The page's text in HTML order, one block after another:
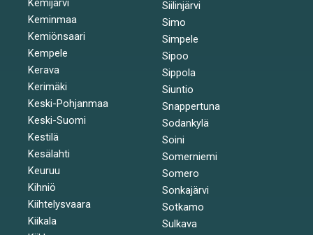
Kemijärvi
Keminmaa
Kemiönsaari
Kempele
Kerava
Kerimäki
Keski-Pohjanmaa
Keski-Suomi
Kestilä
Kesälahti
Keuruu
Kihniö
Kiihtelysvaara
Kiikala
Siilinjärvi
Simo
Simpele
Sipoo
Sippola
Siuntio
Snappertuna
Sodankylä
Soini
Somerniemi
Somero
Sonkajärvi
Sotkamo
Sulkava